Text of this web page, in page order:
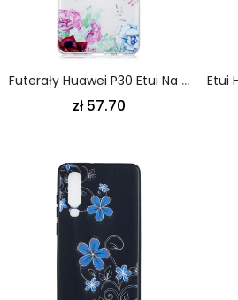
Futerały Huawei P30 Etui Na Telefon Przezroczyste Kwiaty W Akwareli
zł 57.70